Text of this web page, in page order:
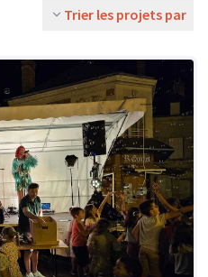
Trier les projets par